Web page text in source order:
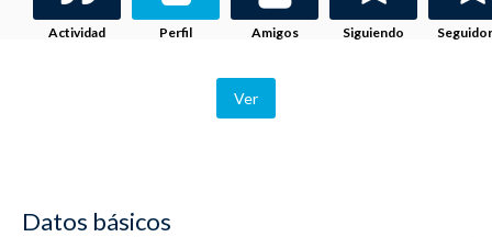
Actividad Perfil Amigos Siguiendo
Ver
Datos básicos